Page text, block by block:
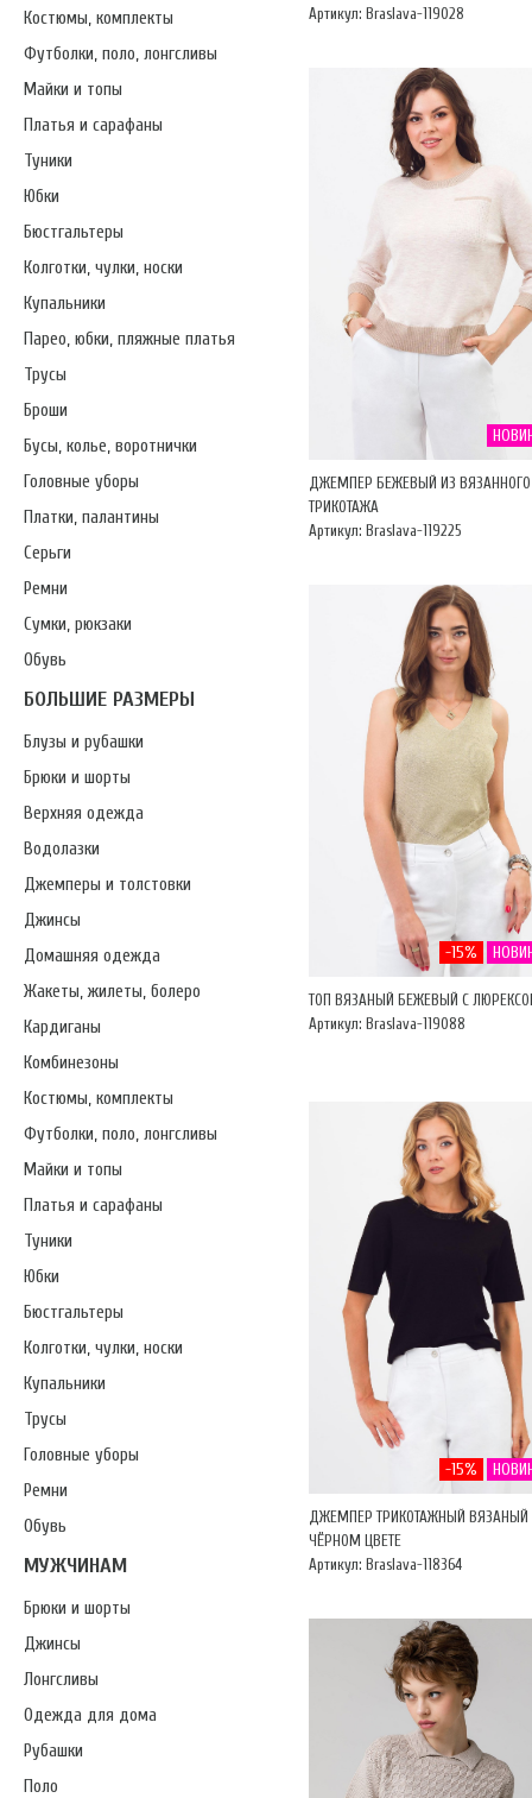
Костюмы, комплекты
Футболки, поло, лонгсливы
Майки и топы
Платья и сарафаны
Туники
Юбки
Бюстгальтеры
Колготки, чулки, носки
Купальники
Парео, юбки, пляжные платья
Трусы
Броши
Бусы, колье, воротнички
Головные уборы
Платки, палантины
Серьги
Ремни
Сумки, рюкзаки
Обувь
БОЛЬШИЕ РАЗМЕРЫ
Блузы и рубашки
Брюки и шорты
Верхняя одежда
Водолазки
Джемперы и толстовки
Джинсы
Домашняя одежда
Жакеты, жилеты, болеро
Кардиганы
Комбинезоны
Костюмы, комплекты
Футболки, поло, лонгсливы
Майки и топы
Платья и сарафаны
Туники
Юбки
Бюстгальтеры
Колготки, чулки, носки
Купальники
Трусы
Головные уборы
Ремни
Обувь
МУЖЧИНАМ
Брюки и шорты
Джинсы
Лонгсливы
Одежда для дома
Рубашки
Поло
Артикул: Braslava-119028
ДЖЕМПЕР БЕЖЕВЫЙ ИЗ ВЯЗАННОГО
ТРИКОТАЖА
Артикул: Braslava-119225
-15%
ТОП ВЯЗАНЫЙ БЕЖЕВЫЙ С
Артикул: Braslava-119088
-15%
ДЖЕМПЕР ТРИКОТАЖНЫЙ ВЯЗАНЫЙ
ЧЁРНОМ ЦВЕТЕ
Артикул: Braslava-118364